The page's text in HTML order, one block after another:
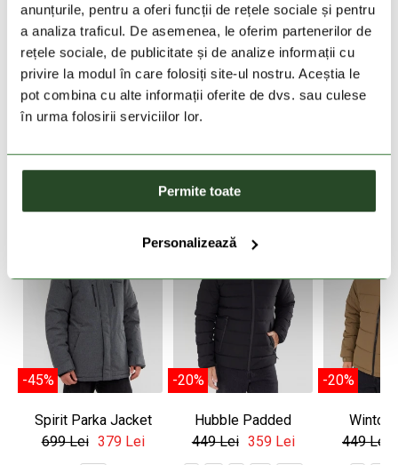
anunțurile, pentru a oferi funcții de rețele sociale și pentru
a analiza traficul. De asemenea, le oferim partenerilor de
rețele sociale, de publicitate și de analize informații cu
privire la modul în care folosiți site-ul nostru. Aceștia le
pot combina cu alte informații oferite de dvs. sau culese
în urma folosirii serviciilor lor.
Permite toate
Personalizează
DESCRIEREA PRODUSULUI
DETALII PRODUS
PRODUSE SIMILARE
-45%
Spirit Parka Jacket
699 Lei 379 Lei
-20%
Hubble Padded
Jacket
449 Lei 359 Lei
-20%
Winton
449 Lei